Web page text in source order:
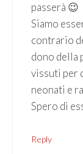
passerà 😉
Siamo
contrario
dono della
vissuti per
neonati e
Spero di
Reply